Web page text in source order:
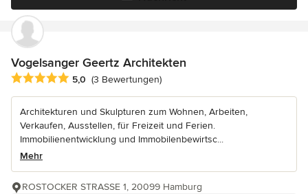
Vogelsanger Geertz Architekten
Durchschnittliche Bewertung: 5 von 5 Sternen
5,0 (3 Bewertungen)
Architekturen und Skulpturen zum Wohnen, Arbeiten,
Verkaufen, Ausstellen, für Freizeit und Ferien.
Immobilienentwicklung und Immobilenbewirtsc...
Mehr
ROSTOCKER STRASSE 1, 20099 Hamburg